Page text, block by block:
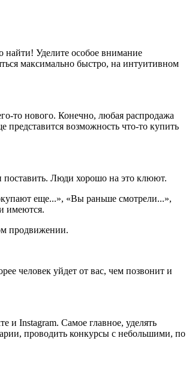
найти! Уделите особое внимание
максимально быстро, на интуитивном
то нового. Конечно, любая распродажа
представится возможность что-то купить
поставить. Люди хорошо на это клюют.
еще...», «Вы раньше смотрели...»,
имеются.
продвижении.
человек уйдет от вас, чем позвонит и
и Instagram. Самое главное, уделять
проводить конкурсы с небольшими, по